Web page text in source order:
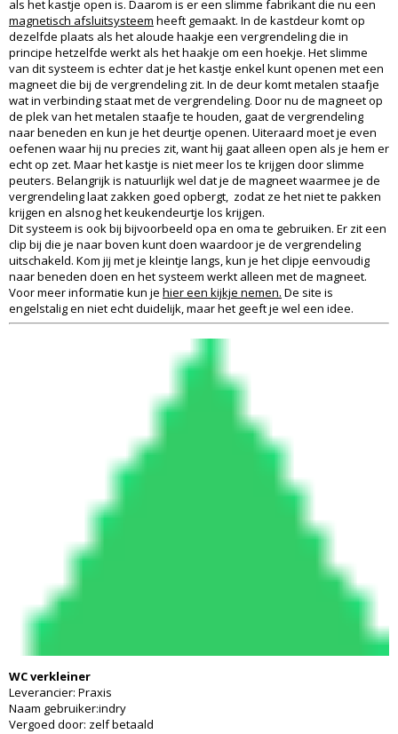
als het kastje open is. Daarom is er een slimme fabrikant die nu een
magnetisch afsluitsysteem heeft gemaakt. In de kastdeur komt op
dezelfde plaats als het aloude haakje een vergrendeling die in
principe hetzelfde werkt als het haakje om een hoekje. Het slimme
van dit systeem is echter dat je het kastje enkel kunt openen met een
magneet die bij de vergrendeling zit. In de deur komt metalen staafje
wat in verbinding staat met de vergrendeling. Door nu de magneet op
de plek van het metalen staafje te houden, gaat de vergrendeling
naar beneden en kun je het deurtje openen. Uiteraard moet je even
oefenen waar hij nu precies zit, want hij gaat alleen open als je hem er
echt op zet. Maar het kastje is niet meer los te krijgen door slimme
peuters. Belangrijk is natuurlijk wel dat je de magneet waarmee je de
vergrendeling laat zakken goed opbergt, zodat ze het niet te pakken
krijgen en alsnog het keukendeurtje los krijgen.
Dit systeem is ook bij bijvoorbeeld opa en oma te gebruiken. Er zit een
clip bij die je naar boven kunt doen waardoor je de vergrendeling
uitschakeld. Kom jij met je kleintje langs, kun je het clipje eenvoudig
naar beneden doen en het systeem werkt alleen met de magneet.
Voor meer informatie kun je hier een kijkje nemen. De site is
engelstalig en niet echt duidelijk, maar het geeft je wel een idee.
WC verkleiner
Leverancier: Praxis
Naam gebruiker:indry
Vergoed door: zelf betaald